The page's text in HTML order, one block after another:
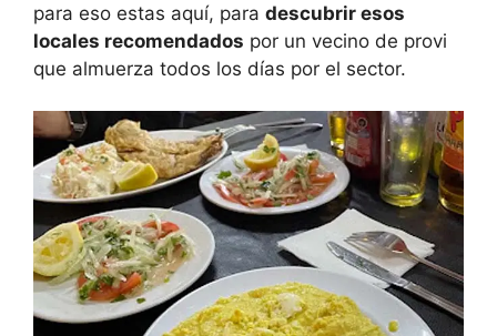
para eso estas aquí, para descubrir esos
locales recomendados por un vecino de provi
que almuerza todos los días por el sector.